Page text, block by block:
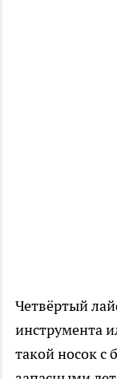
Четвёртый
инструмента
такой носок